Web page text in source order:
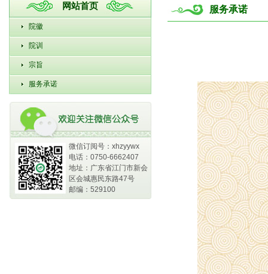
网站首页
院徽
院训
宗旨
服务承诺
微信订阅号：xhzyywx
电话：0750-6662407
地址：广东省江门市新会
区会城惠民东路47号
邮编：529100
服务承诺